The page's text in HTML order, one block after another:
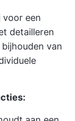
voor een
detailleren
van